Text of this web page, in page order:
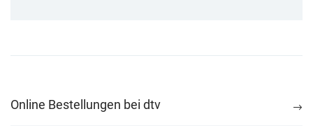
Online Bestellungen bei dtv